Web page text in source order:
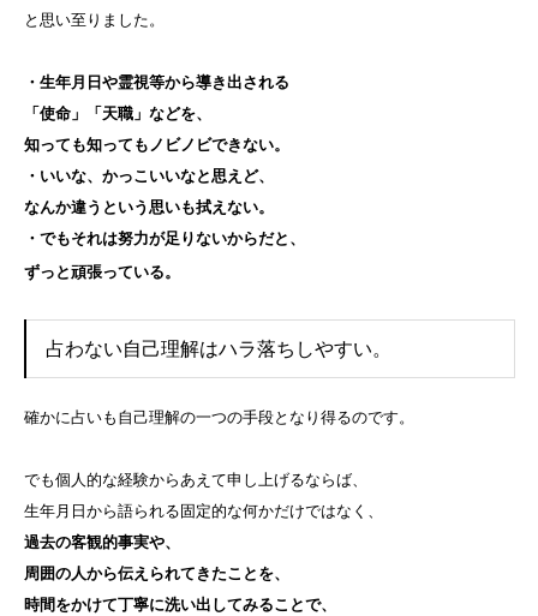
と思い至りました。
・生年月日や霊視等から導き出される
「使命」「天職」などを、
知っても知ってもノビノビできない。
・いいな、かっこいいなと思えど、
なんか違うという思いも拭えない。
・でもそれは努力が足りないからだと、
ずっと頑張っている。
占わない自己理解はハラ落ちしやすい。
確かに占いも自己理解の一つの手段となり得るのです。
でも個人的な経験からあえて申し上げるならば、
生年月日から語られる固定的な何かだけではなく、
過去の客観的事実や、
周囲の人から伝えられてきたことを、
時間をかけて丁寧に洗い出してみることで、